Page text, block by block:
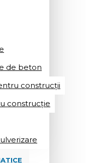
de beton
construcții
construcție